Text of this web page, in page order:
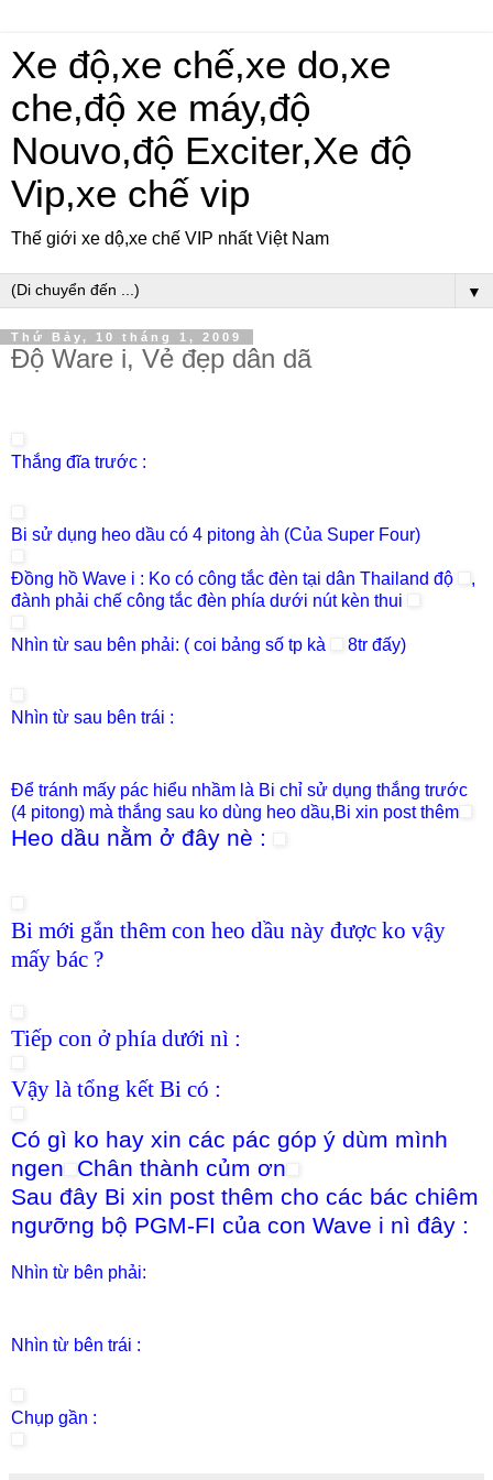
Xe độ,xe chế,xe do,xe
che,độ xe máy,độ
Nouvo,độ Exciter,Xe độ
Vip,xe chế vip
Thế giới xe dộ,xe chế VIP nhất Việt Nam
▼
Thứ Bảy, 10 tháng 1, 2009
Độ Ware i, Vẻ đẹp dân dã
Thắng đĩa trước :
Bi sử dụng heo dầu có 4 pitong àh (Của Super Four)
Đồng hồ Wave i : Ko có công tắc đèn tại dân Thailand độ
,
đành phải chế công tắc đèn phía dưới nút kèn thui
Nhìn từ sau bên phải: ( coi bảng số tp kà 8tr đấy)
Nhìn từ sau bên trái :
Để tránh mấy pác hiểu nhầm là Bi chỉ sử dụng thắng trước
(4 pitong) mà thắng sau ko dùng heo dầu,Bi xin post thêm
Heo dầu nằm ở đây nè :
Bi mới gắn thêm con heo dầu này được ko vậy
mấy bác ?
Tiếp con ở phía dưới nì :
Vậy là tổng kết Bi có :
Có gì ko hay xin các pác góp ý dùm mình
ngen
Chân thành củm ơn
Sau đây Bi xin post thêm cho các bác chiêm
ngưỡng bộ PGM-FI của con Wave i nì đây :
Nhìn từ bên phải:
Nhìn từ bên trái :
Chụp gần :